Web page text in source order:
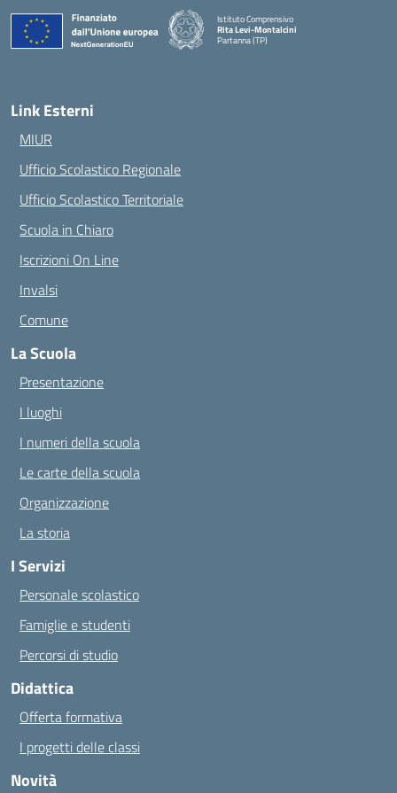
Istituto Comprensivo
Rita Levi-Montalcini
Partanna (TP)
Link Esterni
MIUR
Ufficio Scolastico Regionale
Ufficio Scolastico Territoriale
Scuola in Chiaro
Iscrizioni On Line
Invalsi
Comune
La Scuola
Presentazione
I luoghi
I numeri della scuola
Le carte della scuola
Organizzazione
La storia
I Servizi
Personale scolastico
Famiglie e studenti
Percorsi di studio
Didattica
Offerta formativa
I progetti delle classi
Novità